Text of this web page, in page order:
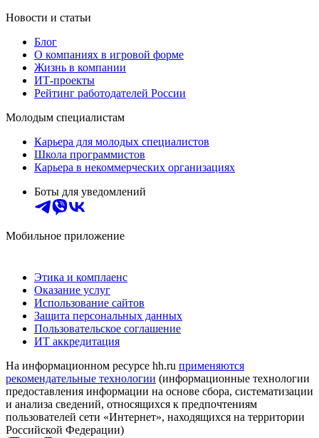
Новости и статьи
Блог
О компаниях в игровой форме
Жизнь в компании
ИТ-проекты
Рейтинг работодателей России
Молодым специалистам
Карьера для молодых специалистов
Школа программистов
Карьера в некоммерческих организациях
Боты для уведомлений
Мобильное приложение
Этика и комплаенс
Оказание услуг
Использование сайтов
Защита персональных данных
Пользовательское соглашение
ИТ аккредитация
На информационном ресурсе hh.ru применяются
рекомендательные технологии (информационные технологии
предоставления информации на основе сбора, систематизации
и анализа сведений, относящихся к предпочтениям
пользователей сети «Интернет», находящихся на территории
Российской Федерации)